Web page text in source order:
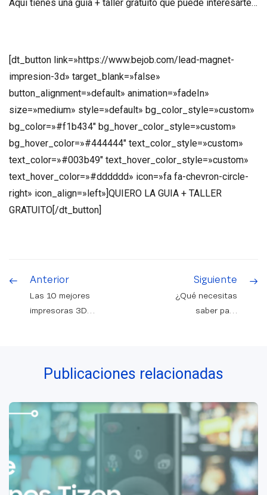
Aquí tienes una guía + taller gratuito que puede interesarte…
[dt_button link=»https://www.bejob.com/lead-magnet-
impresion-3d» target_blank=»false»
button_alignment=»default» animation=»fadeIn»
size=»medium» style=»default» bg_color_style=»custom»
bg_color=»#f1b434″ bg_hover_color_style=»custom»
bg_hover_color=»#444444″ text_color_style=»custom»
text_color=»#003b49″ text_hover_color_style=»custom»
text_hover_color=»#dddddd» icon=»fa fa-chevron-circle-
right» icon_align=»left»]QUIERO LA GUIA + TALLER
GRATUITO[/dt_button]
Anterior
Las 10 mejores
impresoras 3D
Siguiente
¿Qué necesitas
saber para
Publicaciones relacionadas